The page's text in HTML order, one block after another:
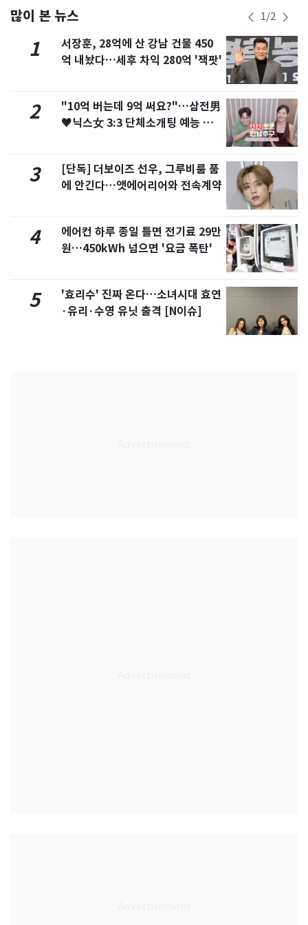
많이 본 뉴스 1/2
1
서장훈, 28억에 산 강남 건물 450
억 내놨다…세후 차익 280억 '잭팟'
2
"10억 버는데 9억 써요?"…삼전男
♥닉스女 3:3 단체소개팅 예능 화
3
[단독] 더보이즈 선우, 그루비룸 품
에 안긴다…앳에어리어와 전속계약
4
에어컨 하루 종일 틀면 전기료 29만
원…450kWh 넘으면 '요금 폭탄'
5
'효리수' 진짜 온다…소녀시대 효연
·유리·수영 유닛 출격 [N이슈]